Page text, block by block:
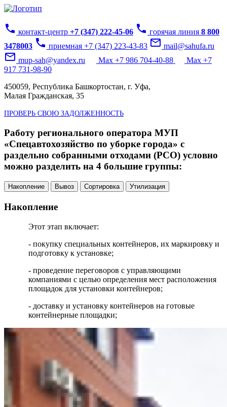
phone контакт-центр +7 (347) 222-45-06 phone горячая линия 8 800
3478003 phone приемная +7 (347) 223-43-83 mail_outline mail@sahufa.ru
mail_outline mup-sah@yandex.ru Max +7 986 704-40-88
Max +7
917 731-98-90
450059, Республика Башкортостан, г. Уфа,
Малая Гражданская, 35
ПРОВЕРЬ СВОЮ ЗАДОЛЖЕННОСТЬ
Работу регионального оператора МУП
«Спецавтохозяйство по уборке города» с
раздельно собранными отходами (РСО) условно
можно разделить на 4 большие группы:
Накопление Вывоз Сортировка Утилизация
Накопление
Этот этап включает:
- покупку специальных контейнеров, их маркировку и
подготовку к установке;
- проведение переговоров с управляющими
компаниями с целью определения мест расположения
площадок для установки контейнеров;
- доставку и установку контейнеров на готовые
контейнерные площадки;